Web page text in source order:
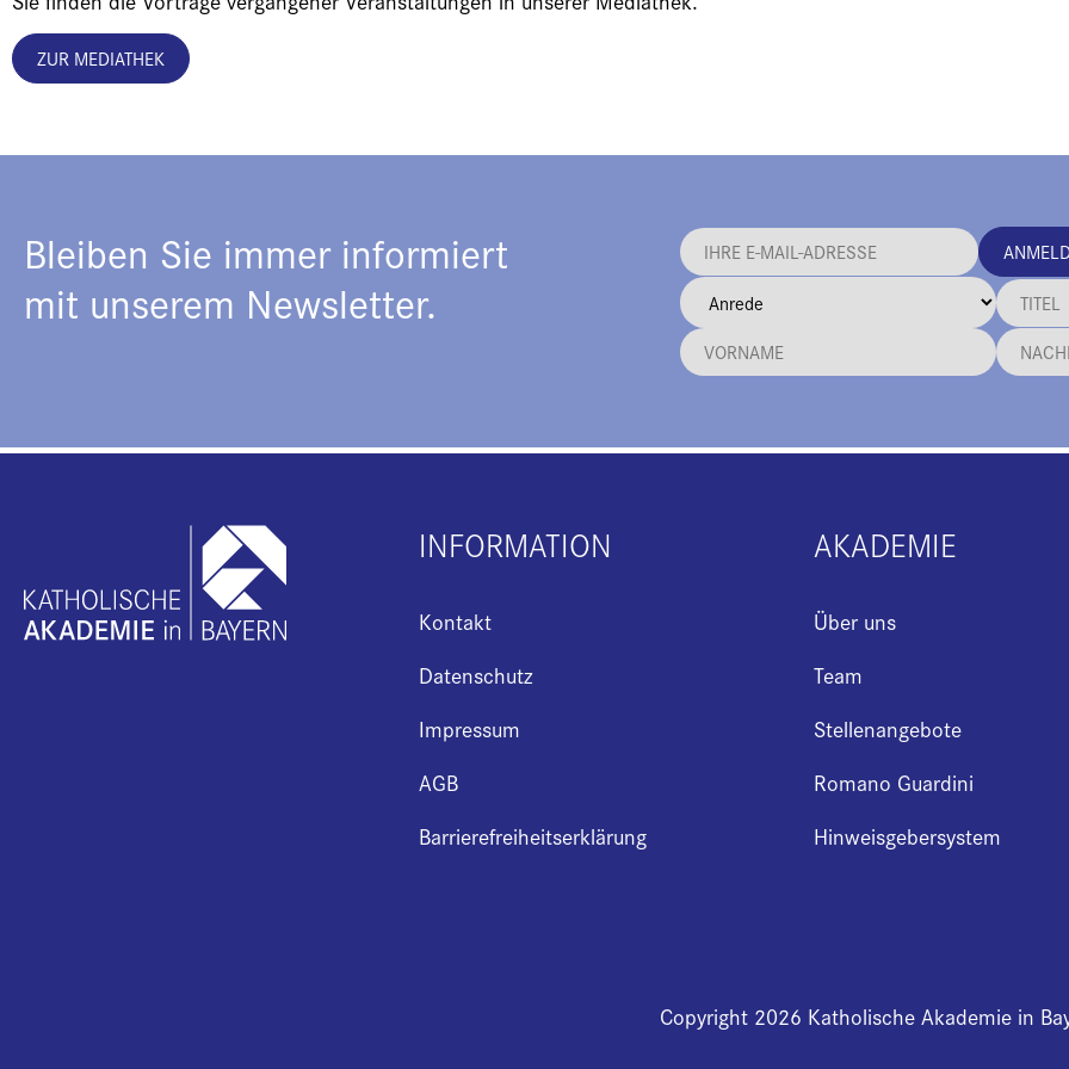
ZUR MEDIATHEK
Bleiben Sie immer informiert
mit unserem Newsletter.
INFORMATION
Kontakt
Datenschutz
Impressum
AGB
Barrierefreiheitserklärung
AKADEMIE
Über uns
Team
Stellenangebote
Romano Guardini
Hinweisgebersystem
Copyright 2026 Katholische Akademie in